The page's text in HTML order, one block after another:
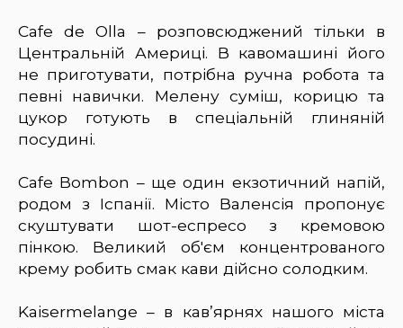
Cafe de Olla – розповсюджений тільки в
Центральній Америці. В кавомашині його
не приготувати, потрібна ручна робота та
певні навички. Мелену суміш, корицю та
цукор готують в спеціальній глиняній
посудині.
Cafe Bombon – ще один екзотичний напій,
родом з Іспанії. Місто Валенсія пропонує
скуштувати шот-еспресо з кремовою
пінкою. Великий об'єм концентрованого
крему робить смак кави дійсно солодким.
Kaisermelange – в кав’ярнях нашого міста